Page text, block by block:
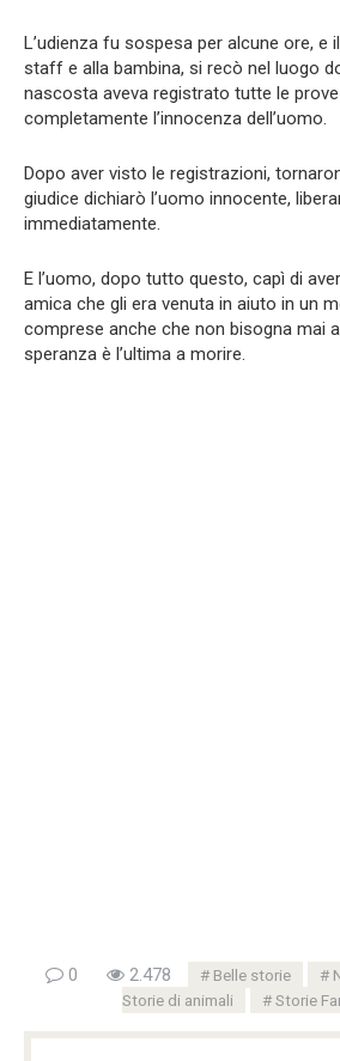
L’udienza fu sospesa per alcune ore, e
staff e alla bambina, si recò nel luogo
nascosta aveva registrato tutte le
completamente l’innocenza dell’uomo.
Dopo aver visto le registrazioni,
giudice dichiarò l’uomo innocente,
immediatamente.
E l’uomo, dopo tutto questo, capì di
amica che gli era venuta in aiuto in un
comprese anche che non bisogna mai
speranza è l’ultima a morire.
0 2.478 Belle storie
Storie di animali
Storie